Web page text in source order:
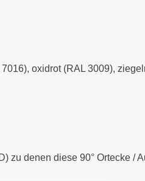
oxidrot (RAL 3009),
zu denen diese 90° Ortecke /